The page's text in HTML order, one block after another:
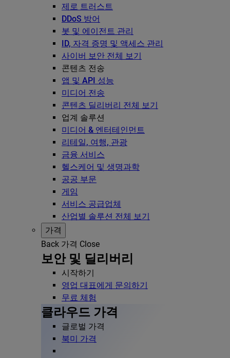
제로 트러스트
DDoS 방어
봇 및 에이전트 관리
ID, 자격 증명 및 액세스 관리
사이버 보안 전체 보기
콘텐츠 전송
앱 및 API 성능
미디어 전송
콘텐츠 딜리버리 전체 보기
업계 솔루션
미디어 & 엔터테인먼트
리테일, 여행, 관광
금융 서비스
헬스케어 및 생명과학
공공 부문
게임
서비스 공급업체
산업별 솔루션 전체 보기
가격
Back 가격 Close
보안 및 딜리버리
시작하기
영업 대표에게 문의하기
무료 체험
클라우드 가격
글로벌 가격
북미 가격